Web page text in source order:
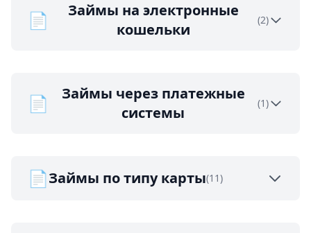
📄
Займы на электронные
кошельки
(2)
📄
Займы через платежные
системы
(1)
📄Займы по типу карты(11)